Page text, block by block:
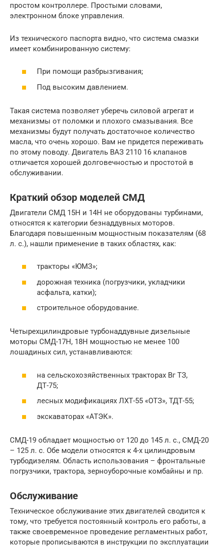
простом контроллере. Простыми словами,
электронном блоке управления.
Из технического паспорта видно, что система смазки
имеет комбинированную систему:
При помощи разбрызгивания;
Под высоким давлением.
Такая система позволяет уберечь силовой агрегат и
механизмы от поломки и плохого смазывания. Все
механизмы будут получать достаточное количество
масла, что очень хорошо. Вам не придется переживать
по этому поводу. Двигатель ВАЗ 2110 16 клапанов
отличается хорошей долговечностью и простотой в
обслуживании.
Краткий обзор моделей СМД
Двигатели СМД 15Н и 14Н не оборудованы турбинами,
относятся к категории безнаддувных моторов.
Благодаря повышенным мощностным показателям (68
л. с.), нашли применение в таких областях, как:
тракторы «ЮМЗ»;
дорожная техника (погрузчики, укладчики
асфальта, катки);
строительное оборудование.
Четырехцилиндровые турбонаддувные дизельные
моторы СМД-17Н, 18Н мощностью не менее 100
лошадиных сил, устанавливаются:
на сельскохозяйственных тракторах Вг ТЗ,
ДТ-75;
лесных модификациях ЛХТ-55 «ОТЗ», ТДТ-55;
экскаваторах «АТЭК».
СМД-19 обладает мощностью от 120 до 145 л. с., СМД-20
– 125 л. с. Обе модели относятся к 4-х цилиндровым
турбодизелям. Область использования – фронтальные
погрузчики, трактора, зерноуборочные комбайны и пр.
Обслуживание
Техническое обслуживание этих двигателей сводится к
тому, что требуется постоянный контроль его работы, а
также своевременное проведение регламентных работ,
которые прописываются в инструкции по эксплуатации